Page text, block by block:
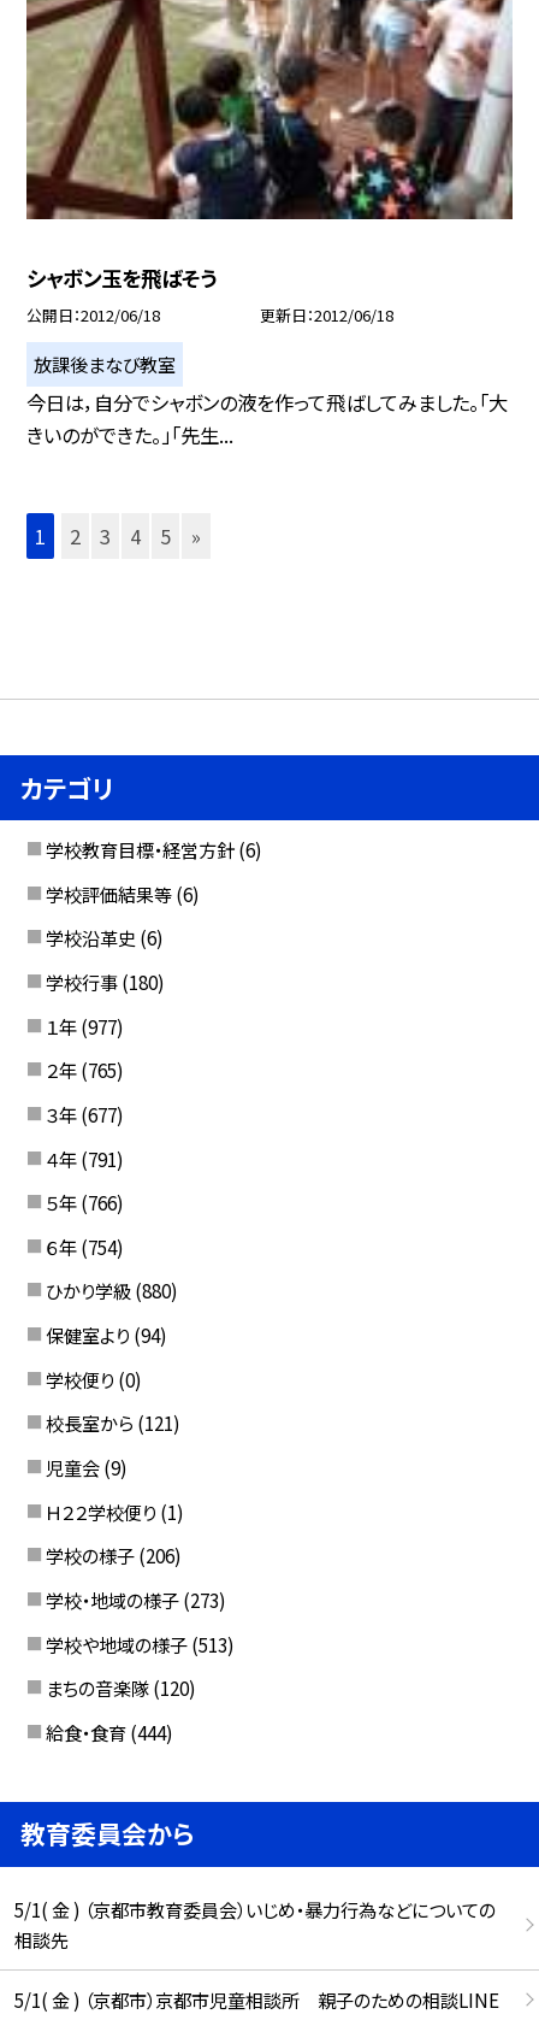
シャボン玉を飛ばそう
公開日 2012/06/18 更新日 2012/06/18
放課後まなび教室
今日は，自分でシャボンの液を作って飛ばしてみました。「大
きいのができた。」「先生...
1 2 3 4 5 »
カテゴリ
学校教育目標・経営方針 (6)
学校評価結果等 (6)
学校沿革史 (6)
学校行事 (180)
１年 (977)
２年 (765)
３年 (677)
４年 (791)
５年 (766)
６年 (754)
ひかり学級 (880)
保健室より (94)
学校便り (0)
校長室から (121)
児童会 (9)
Ｈ２２学校便り (1)
学校の様子 (206)
学校・地域の様子 (273)
学校や地域の様子 (513)
まちの音楽隊 (120)
給食・食育 (444)
教育委員会から
5/1( 金 ) （京都市教育委員会）いじめ・暴力行為などについての
相談先
5/1( 金 ) （京都市）京都市児童相談所 親子のための相談LINE